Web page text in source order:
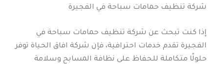
شركة تنظيف حمامات سباحة في الفجيرة
إذا كنت تبحث عن شركة تنظيف حمامات سباحة في
الفجيرة تقدم خدمات احترافية، فإن شركة افاق الحياة توفر
حلولًا متكاملة للحفاظ على نظافة المسابح وسلامة